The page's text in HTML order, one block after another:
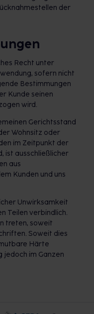
der
Recht unter
sofern nicht
Bestimmungen
Kunde seinen
wird.
Gerichtsstand
Wohnsitz oder
im Zeitpunkt der
ist ausschließlicher
aus
Kunden und uns
Unwirksamkeit
Teilen verbindlich.
treten, soweit
Soweit dies
Härte
jedoch im Ganzen